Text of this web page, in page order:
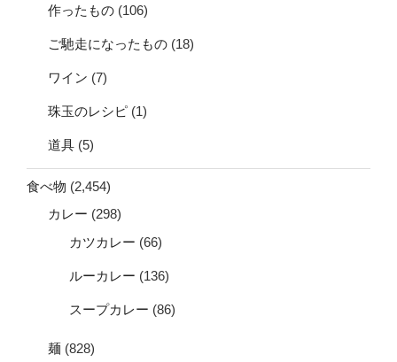
作ったもの (106)
ご馳走になったもの (18)
ワイン (7)
珠玉のレシピ (1)
道具 (5)
食べ物 (2,454)
カレー (298)
カツカレー (66)
ルーカレー (136)
スープカレー (86)
麺 (828)